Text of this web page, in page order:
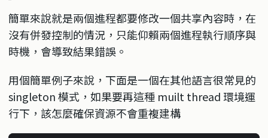
簡單來說就是兩個進程都要修改一個共享內容時，在
沒有併發控制的情況，只能仰賴兩個進程執行順序與
時機，會導致結果錯誤。
用個簡單例子來說，下面是一個在其他語言很常見的
singleton 模式，如果要再這種 muilt thread 環境運
行下，該怎麼確保資源不會重複建構